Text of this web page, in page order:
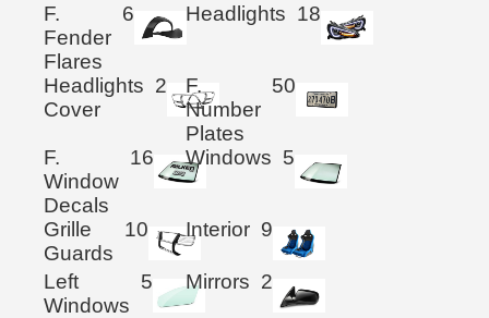
F.
Fender
Flares
6 Headlights 18
Headlights
Cover
2
F.
Number
Plates
50
F.
Window
Decals
16 Windows 5
Grille
Guards
10 Interior 9
Left
Windows
5 Mirrors 2